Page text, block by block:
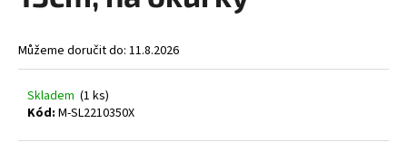
Můžeme doručit do: 11.8.2026
Skladem (1 ks)
Kód: M-SL2210350X
j
í
?